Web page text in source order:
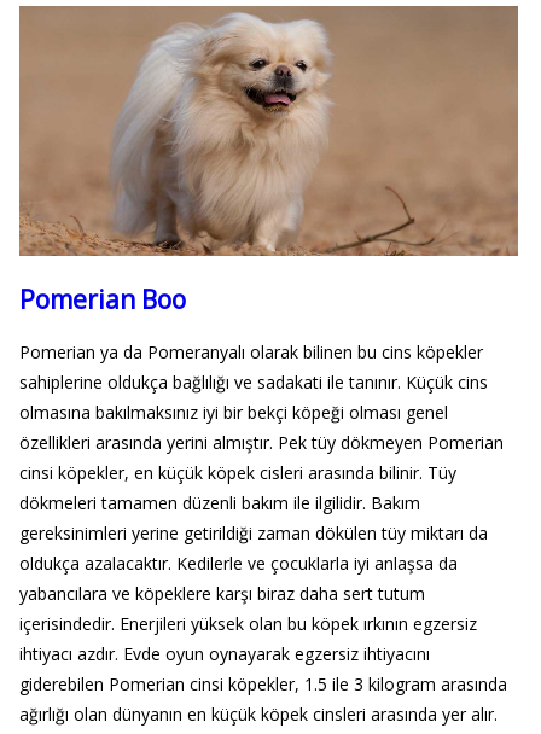
Pomerian Boo
Pomerian ya da Pomeranyalı olarak bilinen bu cins köpekler
sahiplerine oldukça bağlılığı ve sadakati ile tanınır. Küçük cins
olmasına bakılmaksınız iyi bir bekçi köpeği olması genel
özellikleri arasında yerini almıştır. Pek tüy dökmeyen Pomerian
cinsi köpekler, en küçük köpek cisleri arasında bilinir. Tüy
dökmeleri tamamen düzenli bakım ile ilgilidir. Bakım
gereksinimleri yerine getirildiği zaman dökülen tüy miktarı da
oldukça azalacaktır. Kedilerle ve çocuklarla iyi anlaşsa da
yabancılara ve köpeklere karşı biraz daha sert tutum
içerisindedir. Enerjileri yüksek olan bu köpek ırkının egzersiz
ihtiyacı azdır. Evde oyun oynayarak egzersiz ihtiyacını
giderebilen Pomerian cinsi köpekler, 1.5 ile 3 kilogram arasında
ağırlığı olan dünyanın en küçük köpek cinsleri arasında yer alır.